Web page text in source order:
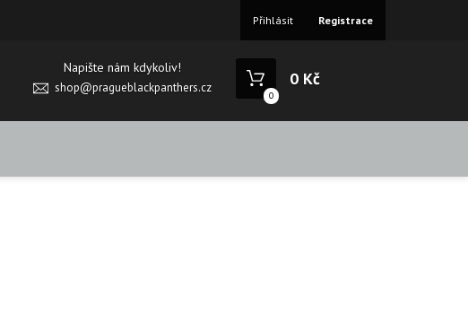
Přihlásit Registrace
Napište nám kdykoliv!
shop@pragueblackpanthers.cz
0
0 Kč